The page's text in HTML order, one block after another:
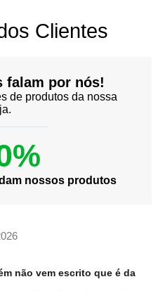
Clientes
falam por nós!
de produtos da nossa
nossos produtos
não vem escrito que é da